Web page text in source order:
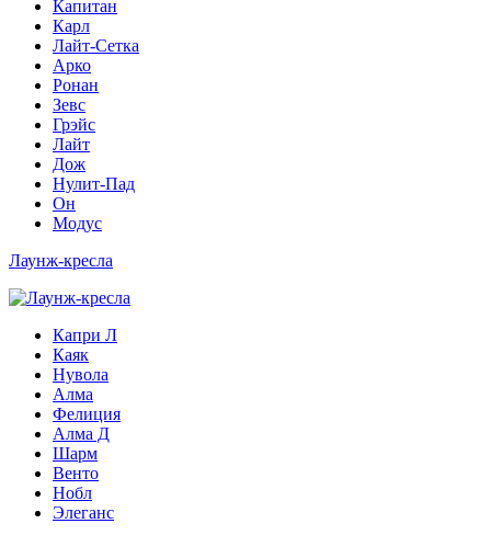
Капитан
Карл
Лайт-Сетка
Арко
Ронан
Зевс
Грэйс
Лайт
Дож
Нулит-Пад
Он
Модус
Лаунж-кресла
Капри Л
Каяк
Нувола
Алма
Фелиция
Алма Д
Шарм
Венто
Нобл
Элеганс